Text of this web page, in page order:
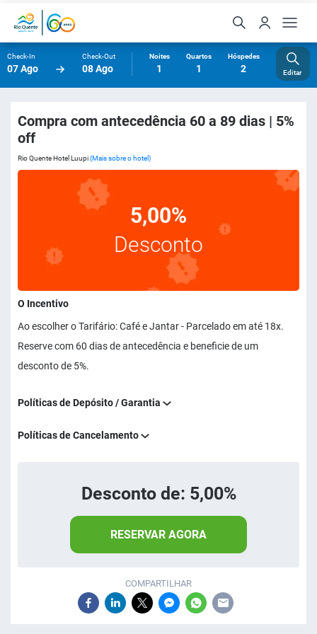
Check-In
07 Ago
Check-Out
08 Ago
Noites
1
Quartos
1
Hóspedes
2 Editar
Compra com antecedência 60 a 89 dias | 5%
off
Rio Quente Hotel Luupi(Mais sobre o hotel)
5,00%
Desconto
O Incentivo
Ao escolher o Tarifário: Café e Jantar - Parcelado em até 18x.
Reserve com 60 dias de antecedência e beneficie de um
desconto de 5%.
Políticas de Depósito / Garantia
Políticas de Cancelamento
Desconto de: 5,00%
RESERVAR AGORA
COMPARTILHAR